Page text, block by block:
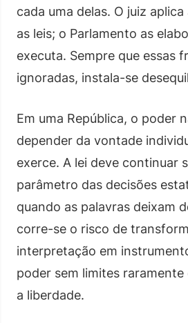
cada uma delas. O juiz
as leis; o Parlamento as
executa. Sempre que essas
ignoradas, instala-se
Em uma República, o poder
depender da vontade
exerce. A lei deve continuar
parâmetro das decisões
quando as palavras deixam
corre-se o risco de
interpretação em
poder sem limites
a liberdade.